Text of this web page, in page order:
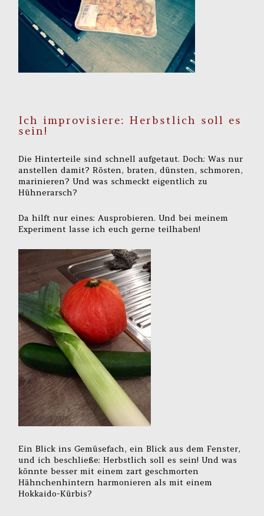
Ich improvisiere: Herbstlich soll es
sein!
Die Hinterteile sind schnell aufgetaut. Doch: Was nur
anstellen damit? Rösten, braten, dünsten, schmoren,
marinieren? Und was schmeckt eigentlich zu
Hühnerarsch?
Da hilft nur eines: Ausprobieren. Und bei meinem
Experiment lasse ich euch gerne teilhaben!
Ein Blick ins Gemüsefach, ein Blick aus dem Fenster,
und ich beschließe: Herbstlich soll es sein! Und was
könnte besser mit einem zart geschmorten
Hähnchenhintern harmonieren als mit einem
Hokkaido-Kürbis?